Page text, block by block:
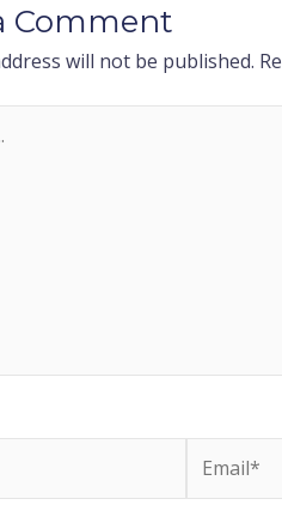
Comment
will not be published.